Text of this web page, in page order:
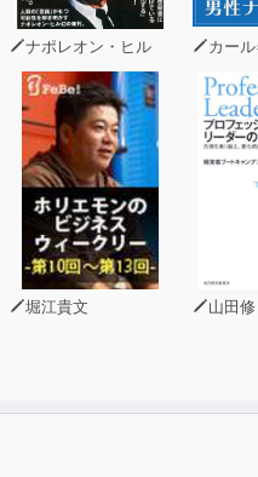
ナポレオン・ヒル カール=
堀江貴文 山田修